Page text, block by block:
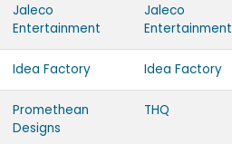
Jaleco
Entertainment
Jaleco
Entertainment
Idea Factory Idea Factory
Promethean
Designs
THQ